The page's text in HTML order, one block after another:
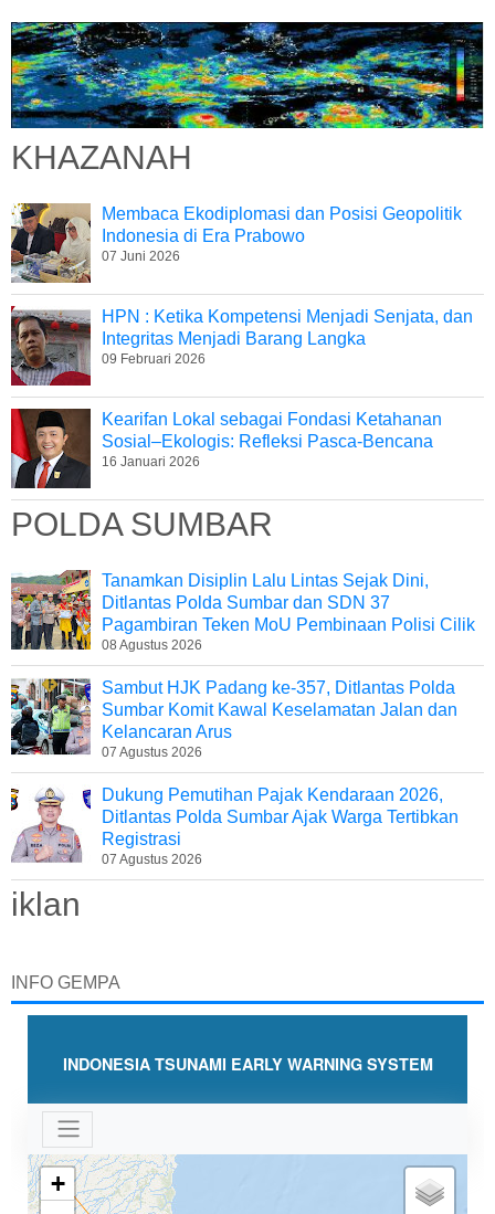
KHAZANAH
Membaca Ekodiplomasi dan Posisi Geopolitik
Indonesia di Era Prabowo
07 Juni 2026
HPN : Ketika Kompetensi Menjadi Senjata, dan
Integritas Menjadi Barang Langka
09 Februari 2026
Kearifan Lokal sebagai Fondasi Ketahanan
Sosial–Ekologis: Refleksi Pasca-Bencana
16 Januari 2026
POLDA SUMBAR
Tanamkan Disiplin Lalu Lintas Sejak Dini,
Ditlantas Polda Sumbar dan SDN 37
Pagambiran Teken MoU Pembinaan Polisi Cilik
08 Agustus 2026
Sambut HJK Padang ke-357, Ditlantas Polda
Sumbar Komit Kawal Keselamatan Jalan dan
Kelancaran Arus
07 Agustus 2026
Dukung Pemutihan Pajak Kendaraan 2026,
Ditlantas Polda Sumbar Ajak Warga Tertibkan
Registrasi
07 Agustus 2026
iklan
INFO GEMPA